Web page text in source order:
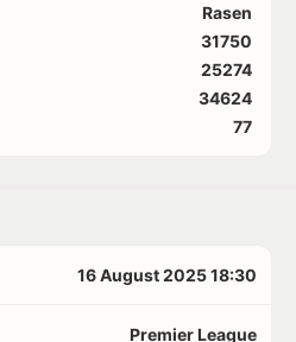
Rasen
31750
25274
34624
77
16 August 2025 18:30
Premier League